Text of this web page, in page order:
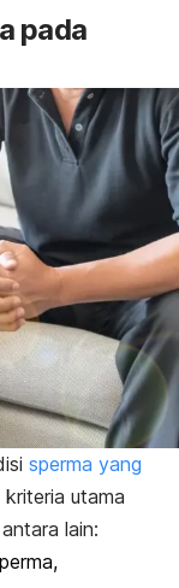
pada
sperma yang
utama
lain: